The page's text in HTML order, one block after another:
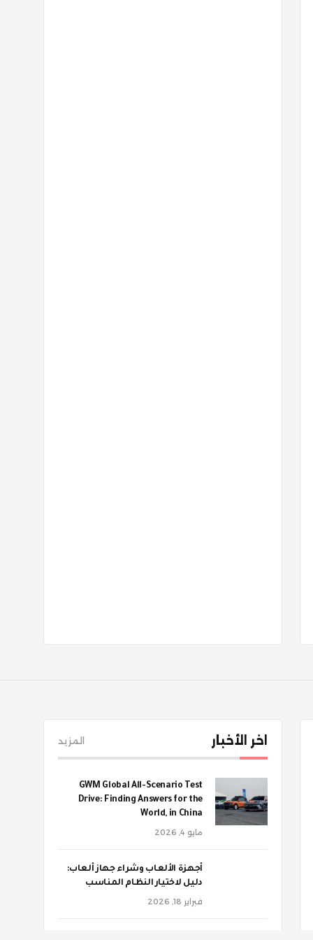
اخر الأخبار المزيد
GWM Global All-Scenario Test
Drive: Finding Answers for the
World, in China
مايو 4, 2026
أجهزة الألعاب وشراء جهاز ألعاب:
دليل لاختيار النظام المناسب
فبراير 18, 2026